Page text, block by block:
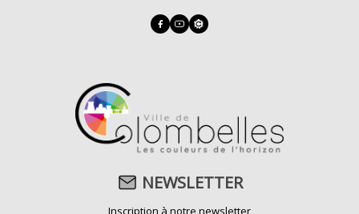
NEWSLETTER